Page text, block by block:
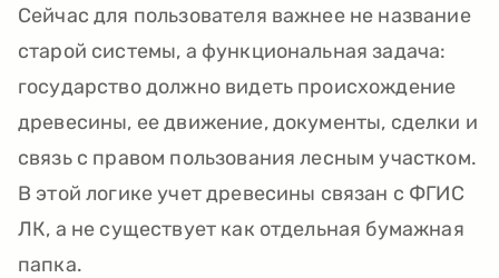
Сейчас для пользователя важнее не название
старой системы, а функциональная задача:
государство должно видеть происхождение
древесины, ее движение, документы, сделки и
связь с правом пользования лесным участком.
В этой логике учет древесины связан с ФГИС
ЛК, а не существует как отдельная бумажная
папка.